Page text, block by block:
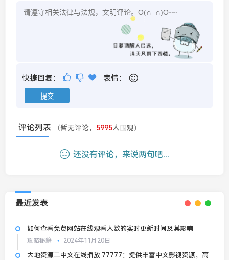
快捷回复： 表情：
评论列表 （暂无评论， 5995人围观）
还没有评论，来说两句吧...
最近发表
如何查看免费网站在线观看人数的实时更新时间及其影响
攻略秘籍 2024年11月20日
大地资源二中文在线播放 77777：提供丰富中文影视资源，高